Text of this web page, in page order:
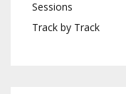
Sessions
Track by Track